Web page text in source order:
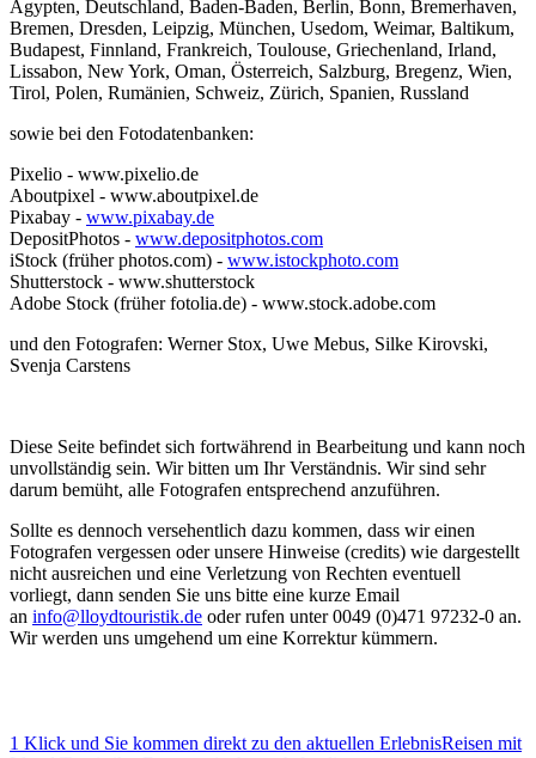
Ägypten, Deutschland, Baden-Baden, Berlin, Bonn, Bremerhaven,
Bremen, Dresden, Leipzig, München, Usedom, Weimar, Baltikum,
Budapest, Finnland, Frankreich, Toulouse, Griechenland, Irland,
Lissabon, New York, Oman, Österreich, Salzburg, Bregenz, Wien,
Tirol, Polen, Rumänien, Schweiz, Zürich, Spanien, Russland
sowie bei den Fotodatenbanken:
Pixelio - www.pixelio.de
Aboutpixel - www.aboutpixel.de
Pixabay - www.pixabay.de
DepositPhotos - www.depositphotos.com
iStock (früher photos.com) - www.istockphoto.com
Shutterstock - www.shutterstock
Adobe Stock (früher fotolia.de) - www.stock.adobe.com
und den Fotografen: Werner Stox, Uwe Mebus, Silke Kirovski,
Svenja Carstens
Diese Seite befindet sich fortwährend in Bearbeitung und kann noch
unvollständig sein. Wir bitten um Ihr Verständnis. Wir sind sehr
darum bemüht, alle Fotografen entsprechend anzuführen.
Sollte es dennoch versehentlich dazu kommen, dass wir einen
Fotografen vergessen oder unsere Hinweise (credits) wie dargestellt
nicht ausreichen und eine Verletzung von Rechten eventuell
vorliegt, dann senden Sie uns bitte eine kurze Email
an info@lloydtouristik.de oder rufen unter 0049 (0)471 97232-0 an.
Wir werden uns umgehend um eine Korrektur kümmern.
1 Klick und Sie kommen direkt zu den aktuellen ErlebnisReisen mit